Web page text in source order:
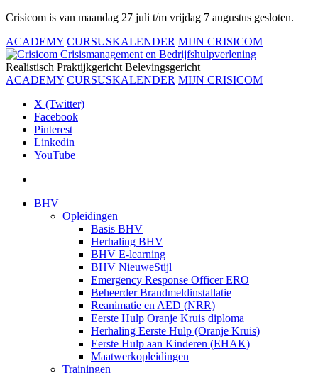
Crisicom is van maandag 27 juli t/m vrijdag 7 augustus gesloten.
ACADEMY CURSUSKALENDER MIJN CRISICOM
Realistisch Praktijkgericht Belevingsgericht
ACADEMY CURSUSKALENDER MIJN CRISICOM
X (Twitter)
Facebook
Pinterest
Linkedin
YouTube
BHV
Opleidingen
Basis BHV
Herhaling BHV
BHV E-learning
BHV NieuweStijl
Emergency Response Officer ERO
Beheerder Brandmeldinstallatie
Reanimatie en AED (NRR)
Eerste Hulp Oranje Kruis diploma
Herhaling Eerste Hulp (Oranje Kruis)
Eerste Hulp aan Kinderen (EHAK)
Maatwerkopleidingen
Trainingen